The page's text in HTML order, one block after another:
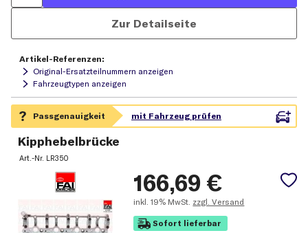
Zur Detailseite
Artikel-Referenzen:
Original-Ersatzteilnummern anzeigen
Fahrzeugtypen anzeigen
Kipphebelbrücke
Art.-Nr. LR350
166,69 €
inkl. 19% MwSt. zzgl. Versand
Sofort lieferbar